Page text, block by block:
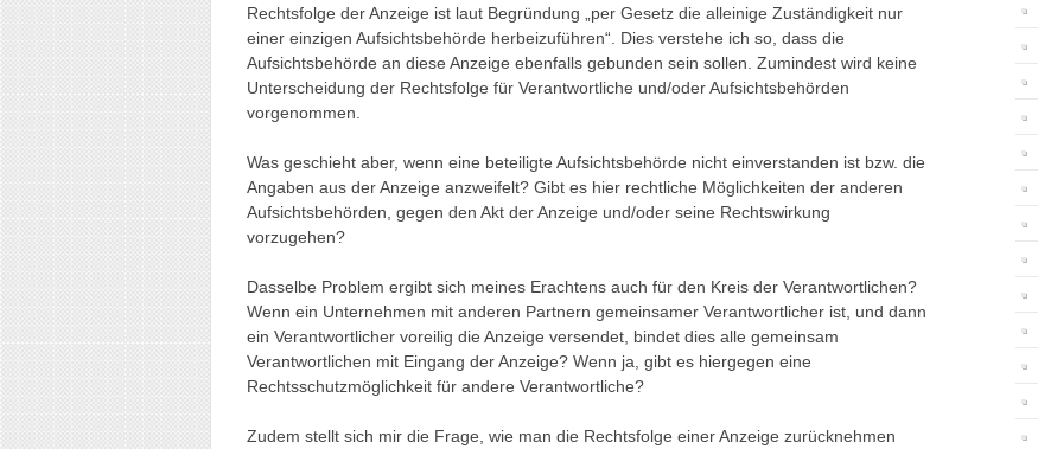
Rechtsfolge der Anzeige ist laut Begründung „per Gesetz die alleinige Zuständigkeit nur
einer einzigen Aufsichtsbehörde herbeizuführen“. Dies verstehe ich so, dass die
Aufsichtsbehörde an diese Anzeige ebenfalls gebunden sein sollen. Zumindest wird keine
Unterscheidung der Rechtsfolge für Verantwortliche und/oder Aufsichtsbehörden
vorgenommen.
Was geschieht aber, wenn eine beteiligte Aufsichtsbehörde nicht einverstanden ist bzw. die
Angaben aus der Anzeige anzweifelt? Gibt es hier rechtliche Möglichkeiten der anderen
Aufsichtsbehörden, gegen den Akt der Anzeige und/oder seine Rechtswirkung
vorzugehen?
Dasselbe Problem ergibt sich meines Erachtens auch für den Kreis der Verantwortlichen?
Wenn ein Unternehmen mit anderen Partnern gemeinsamer Verantwortlicher ist, und dann
ein Verantwortlicher voreilig die Anzeige versendet, bindet dies alle gemeinsam
Verantwortlichen mit Eingang der Anzeige? Wenn ja, gibt es hiergegen eine
Rechtsschutzmöglichkeit für andere Verantwortliche?
Zudem stellt sich mir die Frage, wie man die Rechtsfolge einer Anzeige zurücknehmen